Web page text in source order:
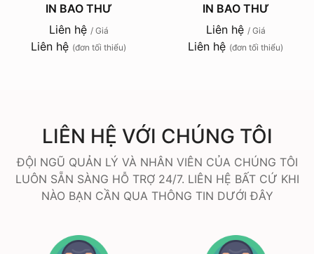
IN BAO THƯ
Liên hệ / Giá
Liên hệ (đơn tối thiểu)
IN BAO THƯ
Liên hệ / Giá
Liên hệ (đơn tối thiểu)
LIÊN HỆ VỚI CHÚNG TÔI
ĐỘI NGŨ QUẢN LÝ VÀ NHÂN VIÊN CỦA CHÚNG TÔI
LUÔN SẴN SÀNG HỖ TRỢ 24/7. LIÊN HỆ BẤT CỨ KHI
NÀO BẠN CẦN QUA THÔNG TIN DƯỚI ĐÂY